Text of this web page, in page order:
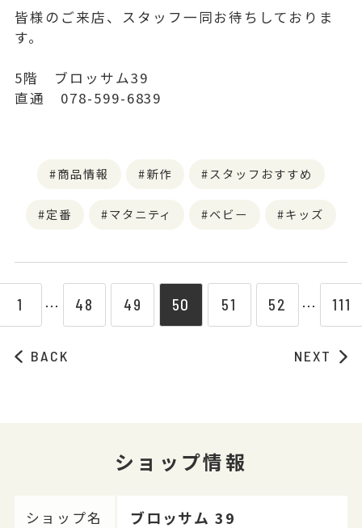
皆様のご来店、スタッフ一同お待ちしておりま
す。
5階 ブロッサム39
直通 078-599-6839
商品情報 新作 スタッフおすすめ
定番 マタニティ ベビー キッズ
BACK
1 ⋯ 48 49 50 51 52 ⋯ 111
NEXT
ショップ情報
ショップ名 ブロッサム 39